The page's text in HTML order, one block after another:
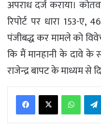
अपराध दर्ज कराया।
रिपोर्ट पर धारा 153-
पंजीबद्ध कर मामले को
कि मैं मानहानी के दावे के
राजेन्द्र बापट के माध्यम से